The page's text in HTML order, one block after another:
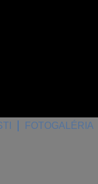
FOTOGALÉRIA